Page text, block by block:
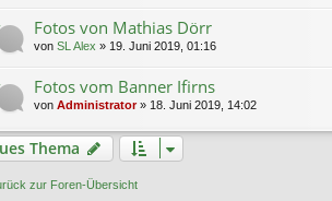
Fotos von Mathias Dörr
von SL Alex » 19. Juni 2019, 01:16
Fotos vom Banner Ifirns
von Administrator» 18. Juni 2019, 14:02
Thema
zur Foren-Übersicht